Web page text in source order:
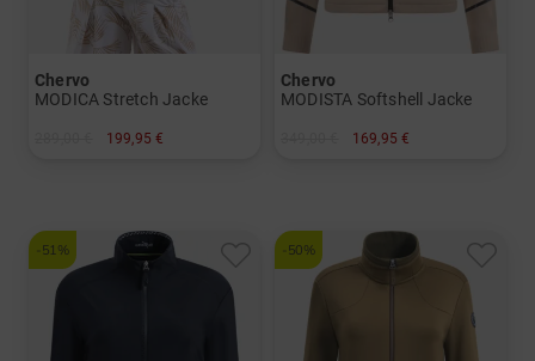
Chervo
MODICA Stretch Jacke
199,95 €
Chervo
MODISTA Softshell Jacke
169,95 €
-51% -50%